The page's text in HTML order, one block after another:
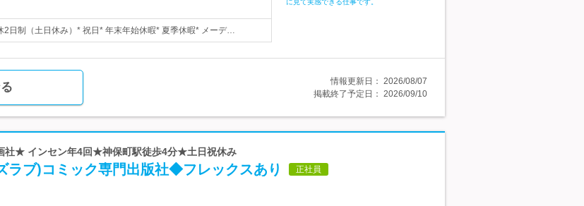
2日制（土日休み）* 祝日* 年末年始休暇* 夏季休暇* メーデ…
情報更新日： 2026/08/07
掲載終了予定日： 2026/09/10
社★ インセン年4回★神保町駅徒歩4分★土日祝休み
ラブ)コミック専門出版社◆フレックスあり 正社員